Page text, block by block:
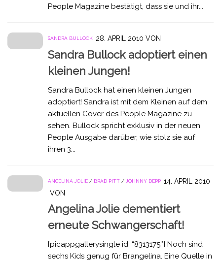
People Magazine bestätigt, dass sie und ihr...
SANDRA BULLOCK 28. APRIL 2010 VON
Sandra Bullock adoptiert einen
kleinen Jungen!
Sandra Bullock hat einen kleinen Jungen
adoptiert! Sandra ist mit dem Kleinen auf dem
aktuellen Cover des People Magazine zu
sehen. Bullock spricht exklusiv in der neuen
People Ausgabe darüber, wie stolz sie auf
ihren 3...
ANGELINA JOLIE / BRAD PITT / JOHNNY DEPP 14. APRIL 2010
VON
Angelina Jolie dementiert
erneute Schwangerschaft!
[picappgallerysingle id=“8313175″] Noch sind
sechs Kids genug für Brangelina. Eine Quelle in